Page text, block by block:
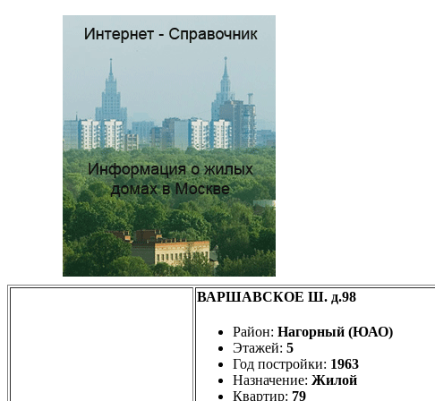
ВАРШАВСКОЕ Ш. д.98
Район: Нагорный (ЮАО)
Этажей: 5
Год постройки: 1963
Назначение: Жилой
Квартир: 79